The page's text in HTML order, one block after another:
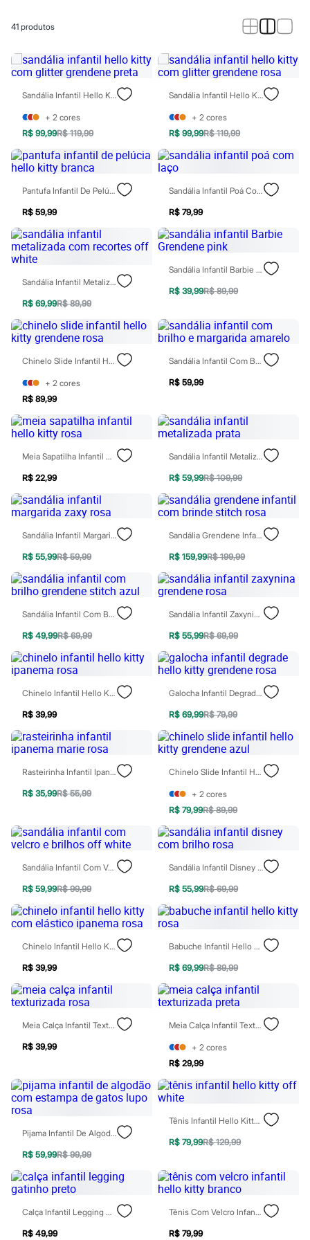
Blusas e Camisetas
Calças
Casacos e Jaquetas
Jeans
Macacões
Saias
Shorts e Bermudas
Vestidos
Acessórios
Bolsas
Bonés e Chapéus
Bijoux
Cintos
Relógios
Calçados
Botas
Chinelos
Rasteirinhas
Sandálias
Sapatilhas
Tênis
City
Clock House
Sawary
Yessica
Moda esportiva
Acessórios
Blusas
Calçados
Leggings
Shorts e Bermudas
Tops
Moda íntima
Cintas e Modeladores
Meias
Sutiãs e Tops
Moda praia
Biquínis
Maiôs
Saídas de praia
Personagens
Plus size
Calças
Casacos e Jaquetas
Jeans
Moda esportiva
Shorts e Saias
Vestidos
Masculino
Dia dos Pais
Inverno
Roupas
Bermudas
Camisas
Camisetas e Regatas
Casacos e Jaquetas
Jeans
Polos
Acessórios
Bolsas e Mochilas
Cintos
Carteiras
Relógios
Calçados
Botas
Chinelos
Sapatos
Sandálias e Papetes
Tênis
Acessórios
Calças
Calçados
Regatas
Cuecas
Meias
Pijamas
Moda praia
Personagens
Plus size
Blusas e Camisetas
Camisas
41 produtos
Sandália Infantil Hello Kitty Com Glitter Grendene Preta
+ 2 cores
R$ 99,99R$ 119,99
Sandália Infantil Hello Kitty Com Glitter Grendene Rosa
+ 2 cores
R$ 99,99R$ 119,99
Pantufa Infantil De Pelúcia Hello Kitty Branca
R$ 59,99
Sandália Infantil Poá Com Laço
R$ 79,99
Sandália Infantil Metalizada Com Recortes Off White
R$ 69,99R$ 89,99
Sandália Infantil Barbie Grendene Pink
R$ 39,99R$ 89,99
Chinelo Slide Infantil Hello Kitty Grendene Rosa
+ 2 cores
R$ 89,99
Sandália Infantil Com Brilho E Margarida Amarelo
R$ 59,99
Meia Sapatilha Infantil Hello Kitty Rosa
R$ 22,99
Sandália Infantil Metalizada Prata
R$ 59,99R$ 109,99
Sandália Infantil Margarida Zaxy Rosa
R$ 55,99R$ 59,99
Sandália Grendene Infantil Com Brinde Stitch Rosa
R$ 159,99R$ 199,99
Sandália Infantil Com Brilho Grendene Stitch Azul
R$ 49,99R$ 69,99
Sandália Infantil Zaxynina Grendene Rosa
R$ 55,99R$ 69,99
Chinelo Infantil Hello Kitty Ipanema Rosa
R$ 39,99
Galocha Infantil Degrade Hello Kitty Grendene Rosa
R$ 69,99R$ 79,99
Rasteirinha Infantil Ipanema Marie Rosa
R$ 35,99R$ 55,99
Chinelo Slide Infantil Hello Kitty Grendene Azul
+ 2 cores
R$ 79,99R$ 89,99
Sandália Infantil Com Velcro E Brilhos Off White
R$ 59,99R$ 99,99
Sandália Infantil Disney Com Brilho Rosa
R$ 55,99R$ 69,99
Chinelo Infantil Hello Kitty Com Elástico Ipanema Rosa
R$ 39,99
Babuche Infantil Hello Kitty Rosa
R$ 69,99R$ 89,99
Meia Calça Infantil Texturizada Rosa
R$ 39,99
Meia Calça Infantil Texturizada Preta
+ 2 cores
R$ 29,99
Pijama Infantil De Algodão Com Estampa De Gatos Lupo Rosa
R$ 59,99R$ 99,99
Tênis Infantil Hello Kitty Off White
R$ 79,99R$ 129,99
Calça Infantil Legging Gatinho Preto
R$ 49,99
Tênis Com Velcro Infantil Hello Kitty Branco
R$ 79,99